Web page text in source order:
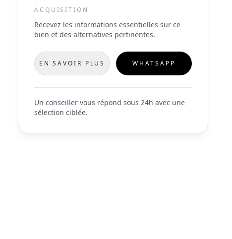
ACQUISITION
Recevez les informations essentielles sur ce
bien et des alternatives pertinentes.
EN SAVOIR PLUS WHATSAPP
Un conseiller vous répond sous 24h avec une
sélection ciblée.